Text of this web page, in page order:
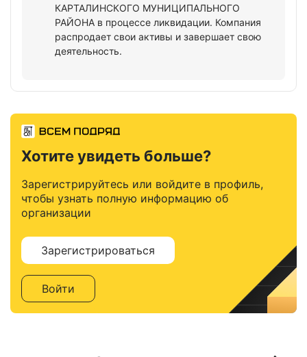
КАРТАЛИНСКОГО МУНИЦИПАЛЬНОГО
РАЙОНА в процессе ликвидации. Компания
распродает свои активы и завершает свою
деятельность.
Хотите увидеть больше?
Зарегистрируйтесь или войдите в профиль,
чтобы узнать полную информацию об
организации
Зарегистрироваться
Войти